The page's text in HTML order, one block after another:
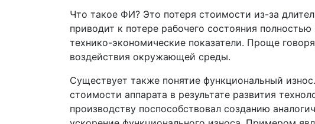
Что такое ФИ? Это потеря стоимости из-за
приводит к потере рабочего состояния
технико-экономические показатели. Проще
воздействия окружающей среды.
Существует также понятие функциональный
стоимости аппарата в результате развития
производству поспособствовал созданию